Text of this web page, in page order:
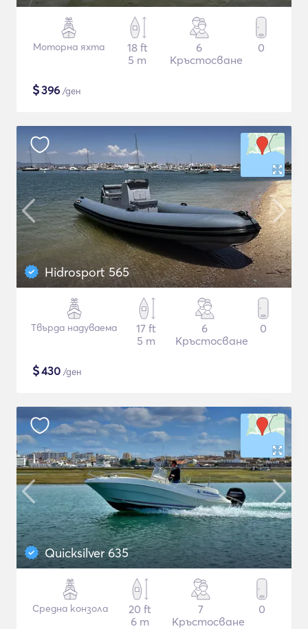
Моторна яхта
18 ft
5 m
6
Кръстосване
0
$396 /ден
Hidrosport 565
Твърда надуваема
17 ft
5 m
6
Кръстосване
0
$430 /ден
Quicksilver 635
Средна конзола
20 ft
6 m
7
Кръстосване
0